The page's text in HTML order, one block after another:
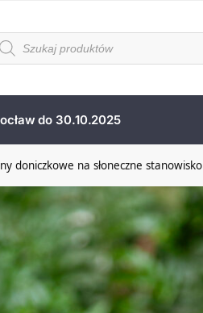
do 30.10.2025
doniczkowe na słoneczne stanowisko